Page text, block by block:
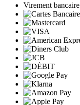
Virement bancaire